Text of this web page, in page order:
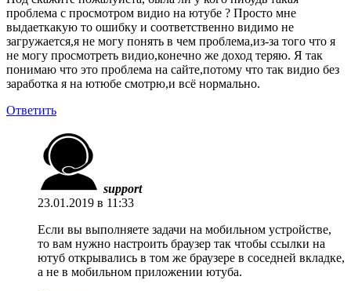
проблема с просмотром видио на ютубе ? Просто мне
выдаеткакую то ошибку и соответственно видимо не
загружается,я не могу понять в чем проблема,из-за того что я
не могу просмотреть видио,конечно же доход теряю. Я так
понимаю что это проблема на сайте,потому что так видио без
заработка я на ютюбе смотрю,и всё нормально.
Ответить
support
23.01.2019 в 11:33
Если вы выполняете задачи на мобильном устройстве,
то вам нужно настроить браузер так чтобы ссылки на
ютуб открывались в том же браузере в соседней вкладке,
а не в мобильном приложении ютуба.